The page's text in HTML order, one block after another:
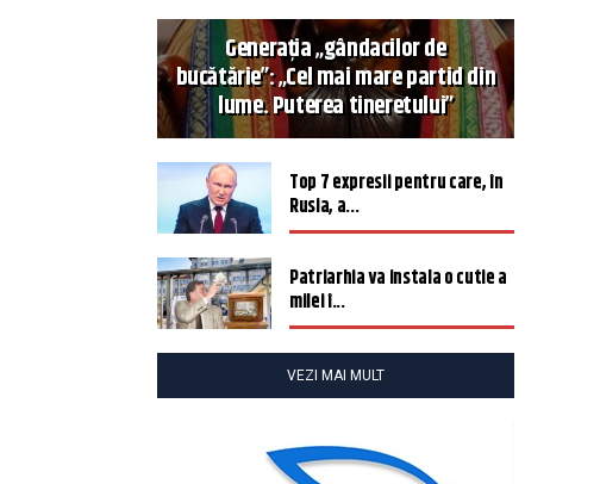
Generația „gândacilor de
bucătărie”: „Cel mai mare partid din
lume. Puterea tineretului”
Top 7 expresii pentru care, în
Rusia, a...
Patriarhia va instala o cutie a
milei î...
VEZI MAI MULT